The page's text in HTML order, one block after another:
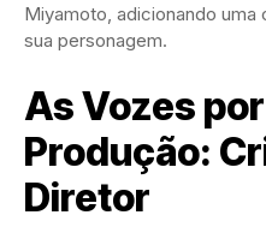
Miyamoto, adicionando
sua personagem.
As Vozes
Produção:
Diretor